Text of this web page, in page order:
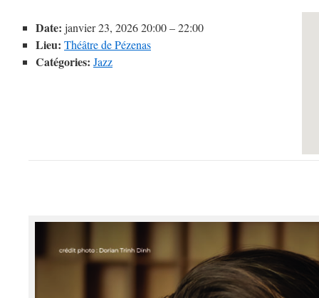
Date: janvier 23, 2026 20:00–22:00
Lieu: Théâtre de Pézenas
Catégories: Jazz